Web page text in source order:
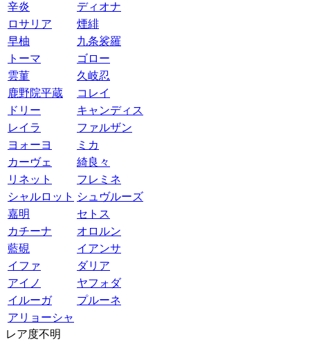
辛炎
ディオナ
ロサリア
煙緋
早柚
九条裟羅
トーマ
ゴロー
雲菫
久岐忍
鹿野院平蔵
コレイ
ドリー
キャンディス
レイラ
ファルザン
ヨォーヨ
ミカ
カーヴェ
綺良々
リネット
フレミネ
シャルロット シュヴルーズ
嘉明
セトス
カチーナ
オロルン
藍硯
イアンサ
イファ
ダリア
アイノ
ヤフォダ
イルーガ
プルーネ
アリョーシャ
レア度不明